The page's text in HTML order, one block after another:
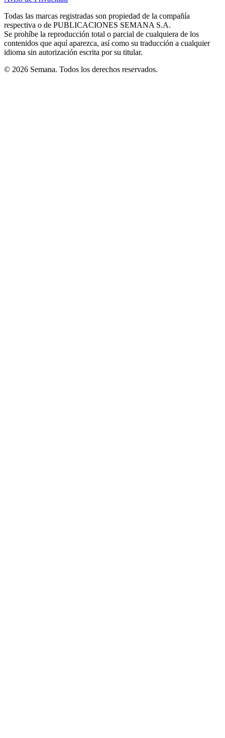
newnewnew
window
new
windowwindow
new
window
Todas las marcas registradas son propiedad de la compañía
respectiva o de PUBLICACIONES SEMANA S.A.
Se prohíbe la reproducción total o parcial de cualquiera de los
contenidos que aquí aparezca, así como su traducción a cualquier
idioma sin autorización escrita por su titular.
© 2026 Semana. Todos los derechos reservados.